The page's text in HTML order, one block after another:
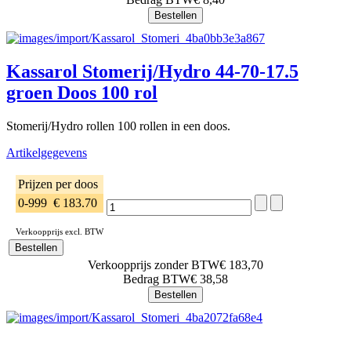
Kassarol Stomerij/Hydro 44-70-17.5
groen Doos 100 rol
Stomerij/Hydro rollen 100 rollen in een doos.
Artikelgegevens
Prijzen per doos
0-999 € 183.70
Verkoopprijs excl. BTW
Verkoopprijs zonder BTW€ 183,70
Bedrag BTW€ 38,58